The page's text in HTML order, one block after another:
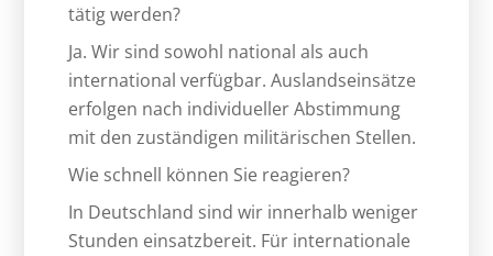
tätig werden?
Ja. Wir sind sowohl national als auch
international verfügbar. Auslandseinsätze
erfolgen nach individueller Abstimmung
mit den zuständigen militärischen Stellen.
Wie schnell können Sie reagieren?
In Deutschland sind wir innerhalb weniger
Stunden einsatzbereit. Für internationale